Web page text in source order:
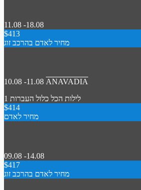
11.08 -18.08
$413
מחיר לאדם בהרכב זוג
10.08 -11.08 ANAVADIA
1 לילות הכל כלול העברות
$414
מחיר לאדם
09.08 -14.08
$417
מחיר לאדם בהרכב זוג